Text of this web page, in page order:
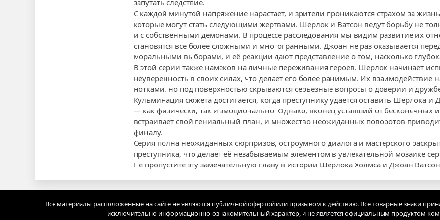
запутать следствие.
С каждой минутой напряжение нарастает, и зрители проникаются страхом за
которые могут стать следующими жертвами. Шерлок и Ватсон ведут борьбу не
и с собственными демонами. В процессе расследования мы видим развитие их
становятся все более сложными и многогранными. Джоан не раз оказывается
моральными выборами, и её реакции дают представление о том, насколько
В этой серии также намеков на личные переживания героев. Шерлок начинает
неуверенность в своих силах, что делает его более ранимым. Их
нотками, но под поверхностью скрываются серьезные вопросы о доверии и
Кульминация сюжета достигается, когда преступнику удается оставить Шерлока
— как физически, так и эмоционально. Однако, вконец уставший от бесконечных
встраивает свой гениальный план, и множество неожиданных поворотов
финалу.
Серия полна неожиданных сюрпризов, остроумного диалога и мастерского
преступника, что делает её незабываемым элементом в увлекательной мозаике
Не пропустите эту замечательную главу в истории Шерлока Холмса и Джоан
Все материалы расположенные на сайте не являются публичной офертой или призывом к действию. Все товарные знаки
исключительно информационно-ознакомительный характер, и не является официальным продуктом